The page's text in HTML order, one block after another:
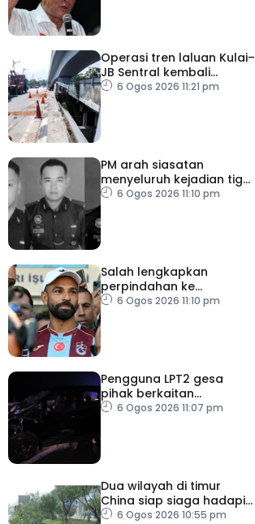
Operasi tren laluan Kulai–
JB Sentral kembali
beroperasi
6 Ogos 2026 11:21 pm
PM arah siasatan
menyeluruh kejadian tiga
anggota polis maut
6 Ogos 2026 11:10 pm
Salah lengkapkan
perpindahan ke
Trabzonspor
6 Ogos 2026 11:10 pm
Pengguna LPT2 gesa
pihak berkaitan
pertingkat keselamatan
6 Ogos 2026 11:07 pm
Dua wilayah di timur
China siap siaga hadapi
taufan Dolphin
6 Ogos 2026 10:55 pm